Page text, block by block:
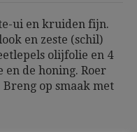
ui en kruiden fijn.
en zeste (schil)
olijfolie en 4
en de honing. Roer
Breng op smaak met